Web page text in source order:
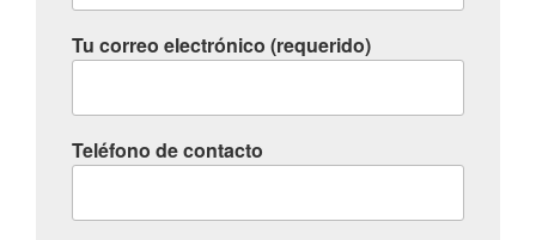
Tu correo electrónico (requerido)
Teléfono de contacto